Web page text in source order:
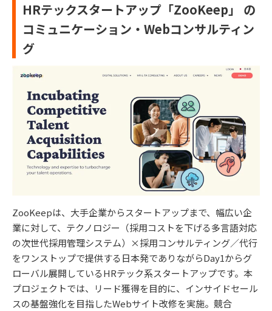
HRテックスタートアップ「ZooKeep」 の
コミュニケーション・Webコンサルティン
グ
ZooKeepは、大手企業からスタートアップまで、幅広い企
業に対して、テクノロジー（採用コストを下げる多言語対応
の次世代採用管理システム）×採用コンサルティング／代行
をワンストップで提供する日本発でありながらDay1からグ
ローバル展開しているHRテック系スタートアップです。本
プロジェクトでは、リード獲得を目的に、インサイドセール
スの基盤強化を目指したWebサイト改修を実施。競合